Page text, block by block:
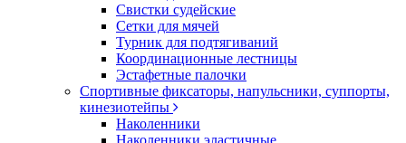
Свистки судейские
Сетки для мячей
Турник для подтягиваний
Координационные лестницы
Эстафетные палочки
Спортивные фиксаторы, напульсники, суппорты,
кинезиотейпы
Наколенники
Наколенники эластичные